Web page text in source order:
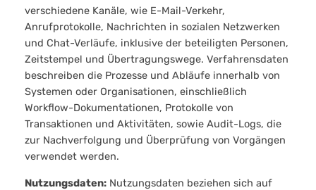
verschiedene Kanäle, wie E-Mail-Verkehr,
Anrufprotokolle, Nachrichten in sozialen Netzwerken
und Chat-Verläufe, inklusive der beteiligten Personen,
Zeitstempel und Übertragungswege. Verfahrensdaten
beschreiben die Prozesse und Abläufe innerhalb von
Systemen oder Organisationen, einschließlich
Workflow-Dokumentationen, Protokolle von
Transaktionen und Aktivitäten, sowie Audit-Logs, die
zur Nachverfolgung und Überprüfung von Vorgängen
verwendet werden.
Nutzungsdaten:Nutzungsdaten beziehen sich auf